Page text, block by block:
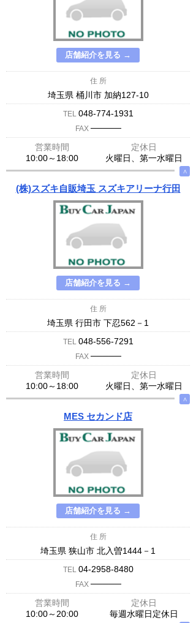
店舗紹介を見る →
住 所
埼玉県 桶川市 加納127-10
TEL 048-774-1931
FAX ─────
営業時間
定休日
10:00～18:00
火曜日、第一水曜日
∧
(株)スズキ自販埼玉 スズキアリーナ行田
店舗紹介を見る →
住 所
埼玉県 行田市 下忍562－1
TEL 048-556-7291
FAX ─────
営業時間
定休日
10:00～18:00
火曜日、第一水曜日
∧
MES セカンド店
店舗紹介を見る →
住 所
埼玉県 狭山市 北入曽1444－1
TEL 04-2958-8480
FAX ─────
営業時間
定休日
10:00～20:00
毎週水曜日定休日